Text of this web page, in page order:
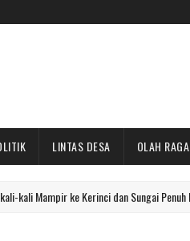
LINTAS DESA OLAH RAGA
ke Kerinci dan Sungai Penuh Dong!